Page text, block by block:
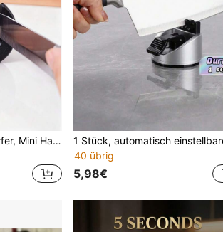
2 Stücke Scherenschärfer, Mini Handhalter Stoff-Schere Messer Schärfwerkzeug, schneller Stumpfklingen-Schärfer (Schwarz)
40 übrig
5,98€